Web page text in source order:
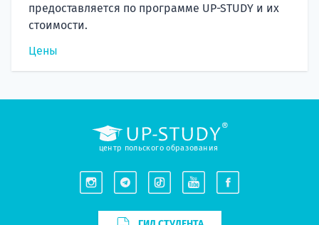
предоставляется по программе UP-STUDY и их
стоимости.
Цены
центр польского образования